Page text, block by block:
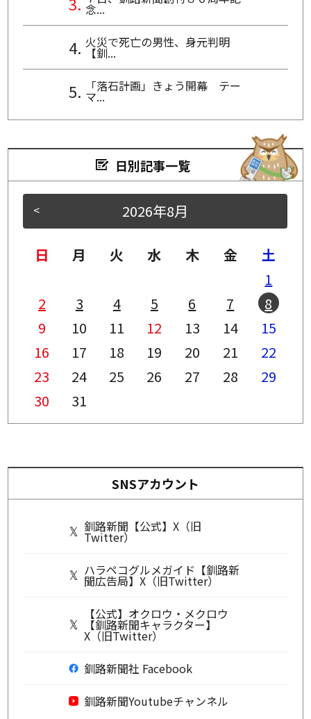
念...
火災で死亡の男性、身元判明
【釧...
「落石計画」きょう開幕 テー
マ...
日別記事一覧
< 2026年8月
日 月 火 水 木 金
土
1
2
3 4 5 6 7
8
9
10 11 12 13 14
15
16
17 18 19 20 21
22
23
24 25 26 27 28
29
30
31
SNSアカウント
釧路新聞【公式】X（旧
Twitter）
ハラペコグルメガイド【釧路新
聞広告局】X（旧Twitter）
【公式】オクロウ・メクロウ
【釧路新聞キャラクター】
X（旧Twitter）
釧路新聞社 Facebook
釧路新聞Youtubeチャンネル